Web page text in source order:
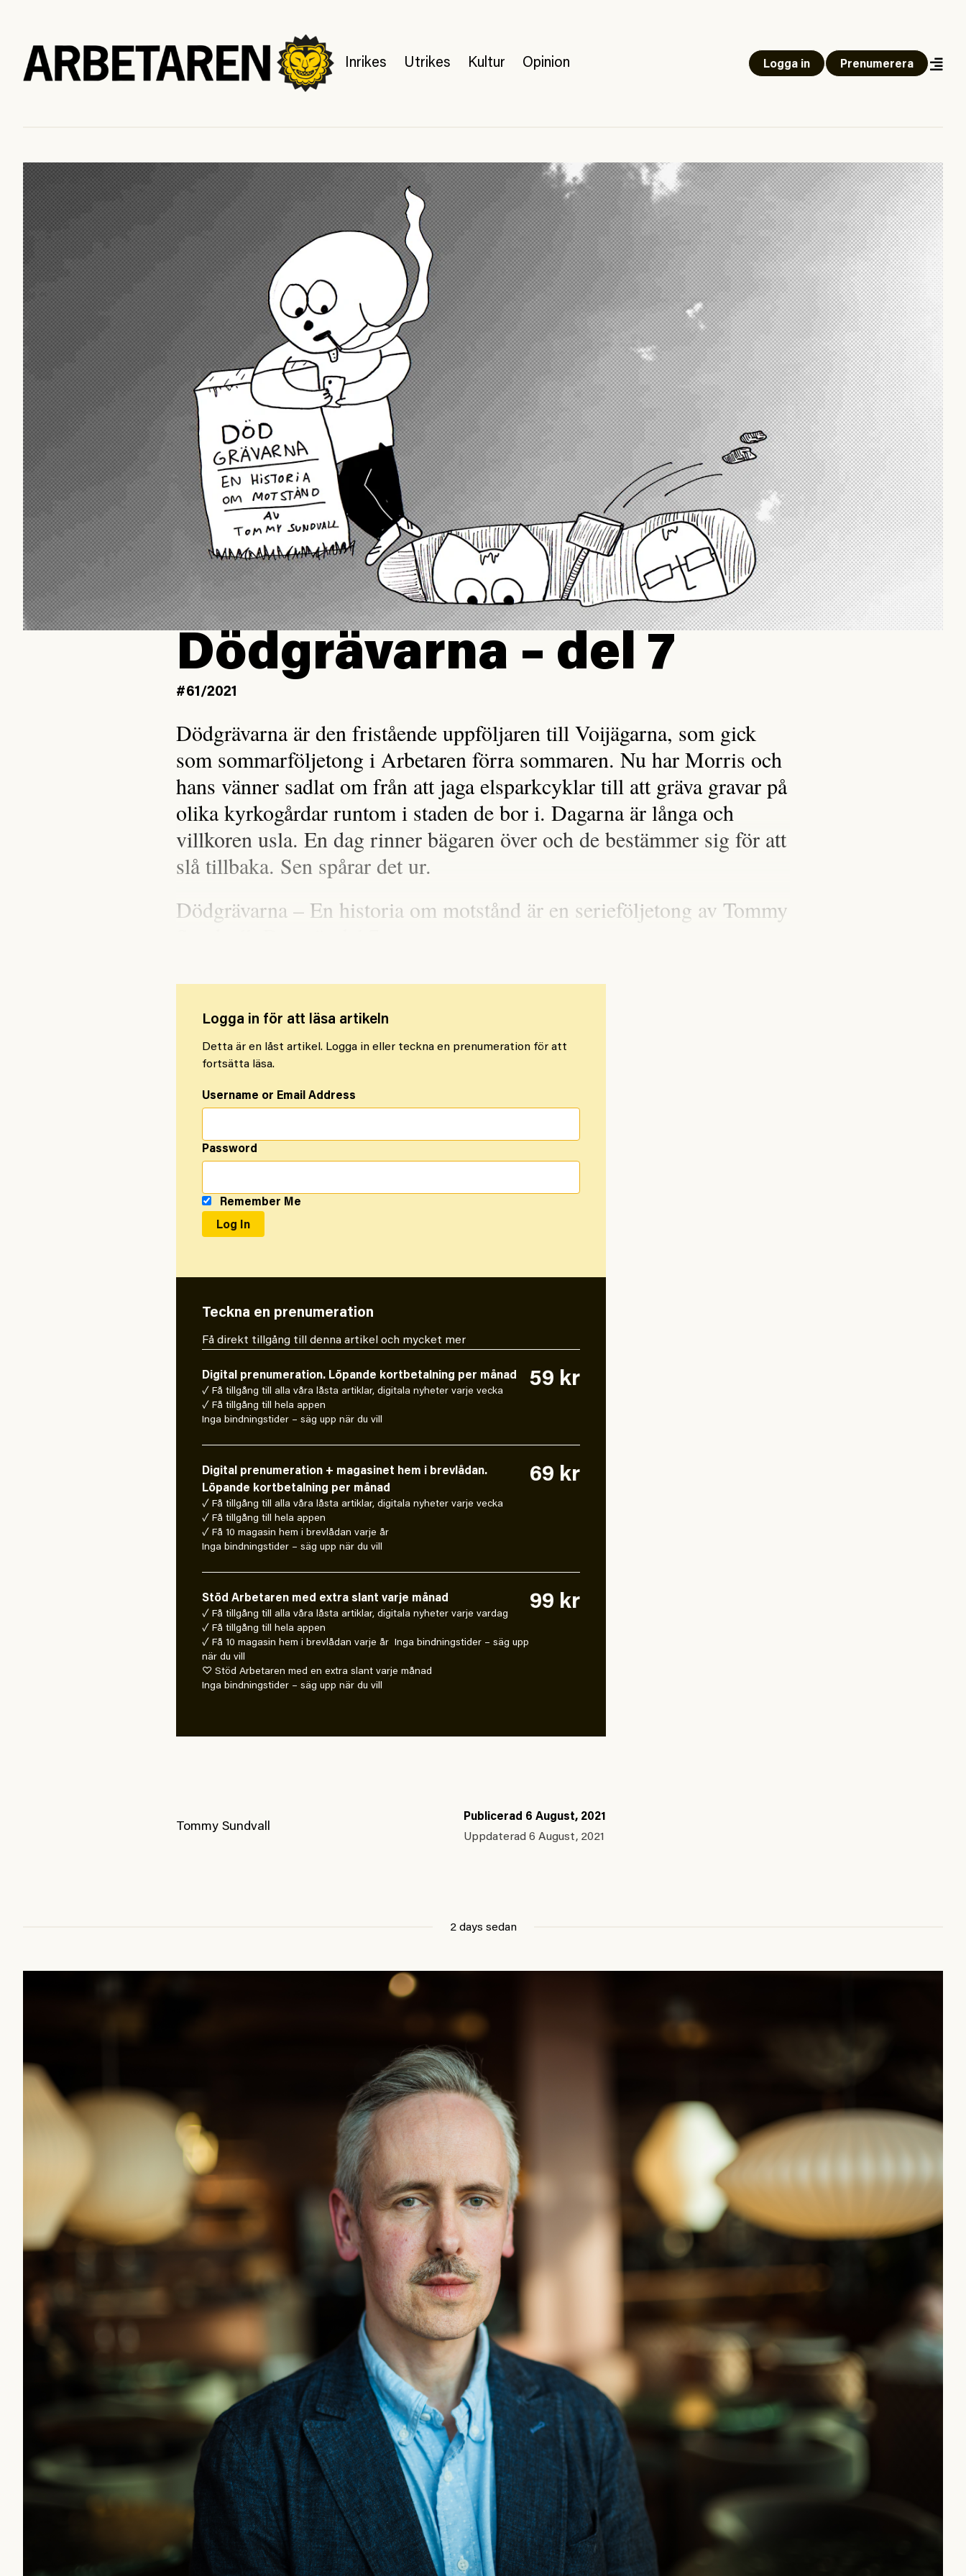
Inrikes Utrikes Kultur Opinion Logga in Prenumerera
Dödgrävarna – del 7
#61/2021
Dödgrävarna är den fristående uppföljaren till Voijägarna, som gick
som sommarföljetong i Arbetaren förra sommaren. Nu har Morris och
hans vänner sadlat om från att jaga elsparkcyklar till att gräva gravar på
olika kyrkogårdar runtom i staden de bor i. Dagarna är långa och
villkoren usla. En dag rinner bägaren över och de bestämmer sig för att
slå tillbaka. Sen spårar det ur.
Dödgrävarna – En historia om motstånd är en serieföljetong av Tommy
Logga in för att läsa artikeln
Detta är en låst artikel. Logga in eller teckna en prenumeration för att
fortsätta läsa.
Username or Email Address
Password
Remember Me
Teckna en prenumeration
Få direkt tillgång till denna artikel och mycket mer
Digital prenumeration. Löpande kortbetalning per månad
✓ Få tillgång till alla våra låsta artiklar, digitala nyheter varje vecka
✓ Få tillgång till hela appen
Inga bindningstider – säg upp när du vill
59 kr
Digital prenumeration + magasinet hem i brevlådan.
Löpande kortbetalning per månad
✓ Få tillgång till alla våra låsta artiklar, digitala nyheter varje vecka
✓ Få tillgång till hela appen
✓ Få 10 magasin hem i brevlådan varje år
Inga bindningstider – säg upp när du vill
69 kr
Stöd Arbetaren med extra slant varje månad
✓ Få tillgång till alla våra låsta artiklar, digitala nyheter varje vardag
✓ Få tillgång till hela appen
✓ Få 10 magasin hem i brevlådan varje år Inga bindningstider – säg upp
när du vill
♡ Stöd Arbetaren med en extra slant varje månad
Inga bindningstider – säg upp när du vill
99 kr
Tommy Sundvall
Publicerad 6 August, 2021
Uppdaterad 6 August, 2021
2 days sedan